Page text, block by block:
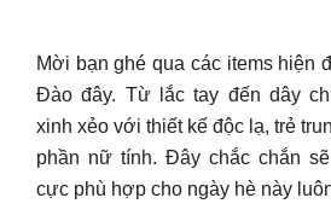
Mời bạn ghé qua các items hiện
Đào đây. Từ lắc tay đến dây
xinh xẻo với thiết kế độc lạ, trẻ
phần nữ tính. Đây chắc chắn
cực phù hợp cho ngày hè này